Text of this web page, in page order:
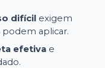
difícil exigem
podem aplicar.
efetiva e